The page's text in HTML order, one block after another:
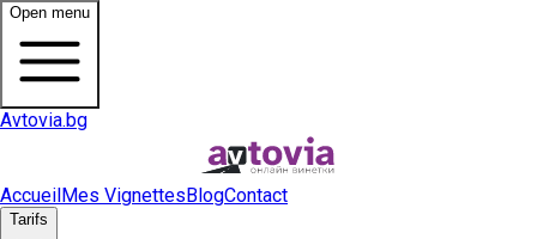
Open menu
Avtovia.bg
AccueilMes VignettesBlogContact
Tarifs